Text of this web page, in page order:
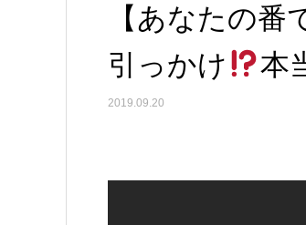
【あなたの
引っかけ
本
2019.09.20